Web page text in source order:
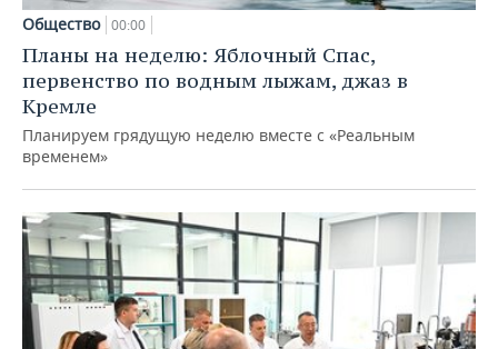
Общество 00:00
Планы на неделю: Яблочный Спас,
первенство по водным лыжам, джаз в
Кремле
Планируем грядущую неделю вместе с «Реальным
временем»